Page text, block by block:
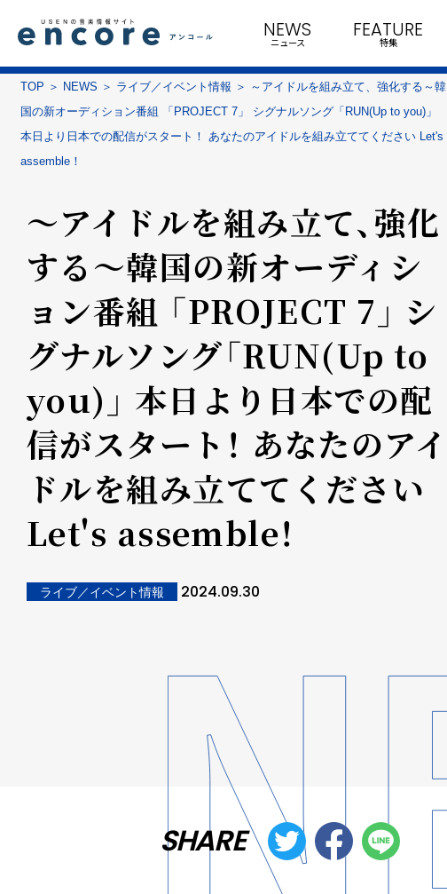
NEWS
ニュース
FEATURE
特集
TOP NEWS ライブ／イベント情報
～アイドルを組み立て、強化する～韓
国の新オーディション番組 「PROJECT 7」 シグナルソング「RUN(Up to you)」
本日より日本での配信がスタート！ あなたのアイドルを組み立ててください Let's
assemble！
～アイドルを組み立て、強化
する～韓国の新オーディシ
ョン番組 「PROJECT 7」 シ
グナルソング「RUN(Up to
you)」 本日より日本での配
信がスタート！ あなたのアイ
ドルを組み立ててください
Let's assemble！
ライブ／イベント情報 2024.09.30
SHARE